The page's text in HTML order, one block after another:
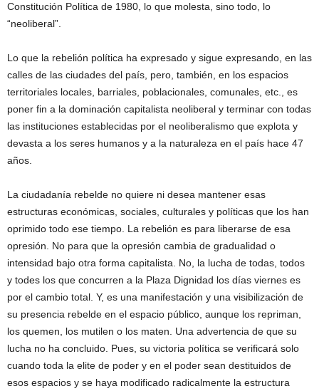
Constitución Política de 1980, lo que molesta, sino todo, lo
“neoliberal”.
Lo que la rebelión política ha expresado y sigue expresando, en las
calles de las ciudades del país, pero, también, en los espacios
territoriales locales, barriales, poblacionales, comunales, etc., es
poner fin a la dominación capitalista neoliberal y terminar con todas
las instituciones establecidas por el neoliberalismo que explota y
devasta a los seres humanos y a la naturaleza en el país hace 47
años.
La ciudadanía rebelde no quiere ni desea mantener esas
estructuras económicas, sociales, culturales y políticas que los han
oprimido todo ese tiempo. La rebelión es para liberarse de esa
opresión. No para que la opresión cambia de gradualidad o
intensidad bajo otra forma capitalista. No, la lucha de todas, todos
y todes los que concurren a la Plaza Dignidad los días viernes es
por el cambio total. Y, es una manifestación y una visibilización de
su presencia rebelde en el espacio público, aunque los repriman,
los quemen, los mutilen o los maten. Una advertencia de que su
lucha no ha concluido. Pues, su victoria política se verificará solo
cuando toda la elite de poder y en el poder sean destituidos de
esos espacios y se haya modificado radicalmente la estructura